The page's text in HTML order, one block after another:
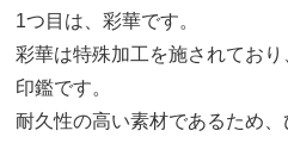
1つ目は、彩華です。
彩華は特殊加工を施されてお
印鑑です。
耐久性の高い素材であるため